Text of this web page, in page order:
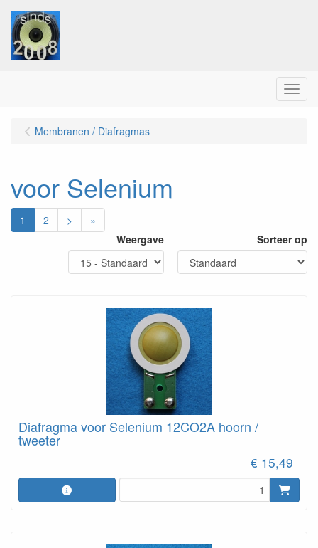
Menu
Membranen / Diafragmas
voor Selenium
1 2 >
»
Weergave
Sorteer op
Diafragma voor Selenium 12CO2A hoorn /
tweeter
€ 15,49